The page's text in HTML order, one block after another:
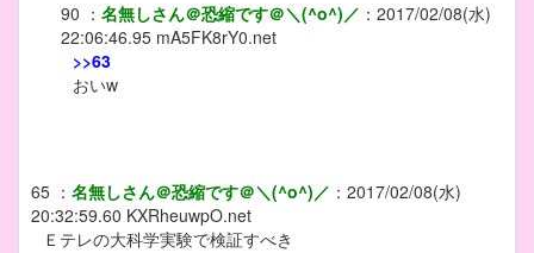
90 ： 名無しさん＠恐縮です＠＼(^o^)／ ： 2017/02/08(水)
22:06:46.95 mA5FK8rY0.net
>>63
おいw
65 ： 名無しさん＠恐縮です＠＼(^o^)／ ： 2017/02/08(水)
20:32:59.60 KXRheuwpO.net
Ｅテレの大科学実験で検証すべき